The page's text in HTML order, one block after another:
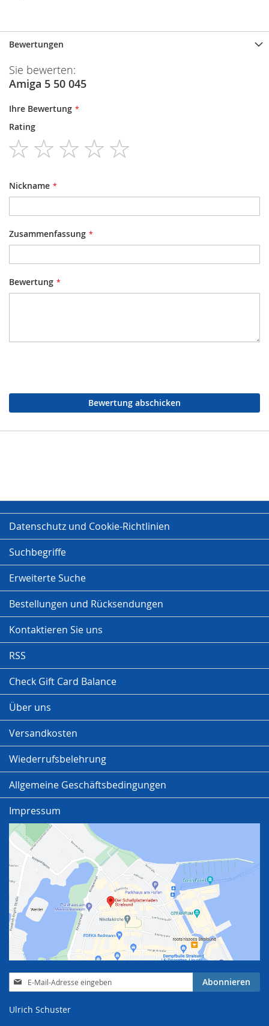
Bewertungen
Sie bewerten:
Amiga 5 50 045
Ihre Bewertung
Rating
1
star
2
stars
3
stars
4
stars
Nickname
Zusammenfassung
Bewertung
Bewertung abschicken
Datenschutz und Cookie-Richtlinien
Suchbegriffe
Erweiterte Suche
Bestellungen und Rücksendungen
Kontaktieren Sie uns
RSS
Check Gift Card Balance
Über uns
Versandkosten
Wiederrufsbelehrung
Allgemeine Geschäftsbedingungen
Impressum
Anmeldung
zum
Abonnieren
Ulrich Schuster